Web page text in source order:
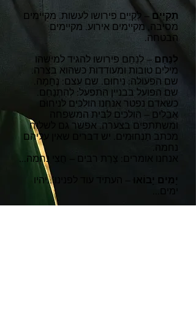
תְקַיֵים – לְקַיֵים פירושו לעשות. מקיימים
מסיבה, מקיימים אירוע. מקיימים
הבטחה.
לְנַחֵם – לְנַחֵם פירושו להגיד למישהו
מילים טובות ומעודדות כשהוא בצרה.
שם הפעולה: נִיחוּם. שם עצם: נֶחָמָה.
שם הפועל בבניין התפעל: לְהִתְנַחֵם.
כשאדם נפטר אנחנו הולכים לניחוּם
אֲבֵלִים – הולכים לבית המשפחה
ומשתתפים בצערה. אפשר גם לשלוח
מכתב תַנְחוּמִים. יש דברים שאין עליהם
נחמה.
אנחנו אומרים: צָרַת רבים – חֲצִי נחמה...
יָמִים יָבוֹאוּ
– העתיד עוד לפנינו...יהיו
ימים...